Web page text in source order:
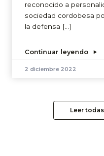
reconocido a
sociedad cordobesa
la defensa […]
Continuar leyendo
2 diciembre 2022
Leer